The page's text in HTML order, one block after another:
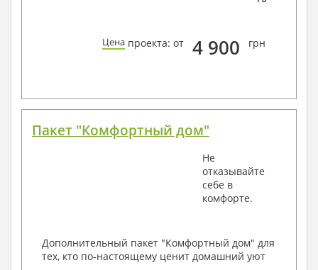
Цена проекта: от 4 900 грн
Пакет "Комфортный дом"
Не
отказывайте
себе в
комфорте.
Дополнительный пакет "Комфортный дом" для
тех, кто по-настоящему ценит домашний уют